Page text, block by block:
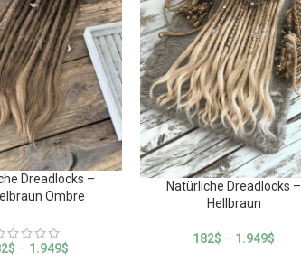
Dreadlocks –
Ombre
$ – 1.949$
Natürliche Dreadlocks –
Hellbraun
182$ – 1.949$